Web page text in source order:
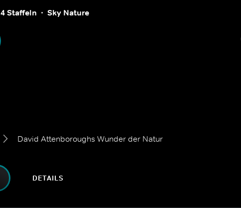
4 Staffeln Sky Nature
David Attenboroughs Wunder der Natur
DETAILS